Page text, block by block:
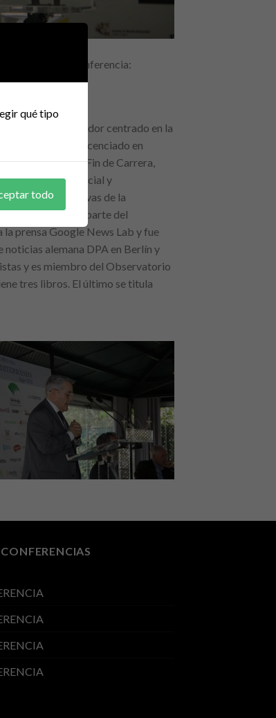
con la conferencia:
e investigador centrado en la
humanidades. Licenciado en
Nacional de Fin de Carrera,
inteligencia artificial y
en narrativas de la
en Google como parte del
prensa Google News Lab y fue
noticias alemana DPA en Berlín y
y es miembro del Observatorio
tres libros. El último se titula
qué tipo
todo